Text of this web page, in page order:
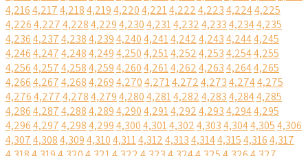
4,2164,2174,2184,2194,2204,2214,2224,2234,2244,225
4,2264,2274,2284,2294,2304,2314,2324,2334,2344,235
4,2364,2374,2384,2394,2404,2414,2424,2434,2444,245
4,2464,2474,2484,2494,2504,2514,2524,2534,2544,255
4,2564,2574,2584,2594,2604,2614,2624,2634,2644,265
4,2664,2674,2684,2694,2704,2714,2724,2734,2744,275
4,2764,2774,2784,2794,2804,2814,2824,2834,2844,285
4,2864,2874,2884,2894,2904,2914,2924,2934,2944,295
4,2964,2974,2984,2994,3004,3014,3024,3034,3044,3054,306
4,3074,3084,3094,3104,3114,3124,3134,3144,3154,3164,317